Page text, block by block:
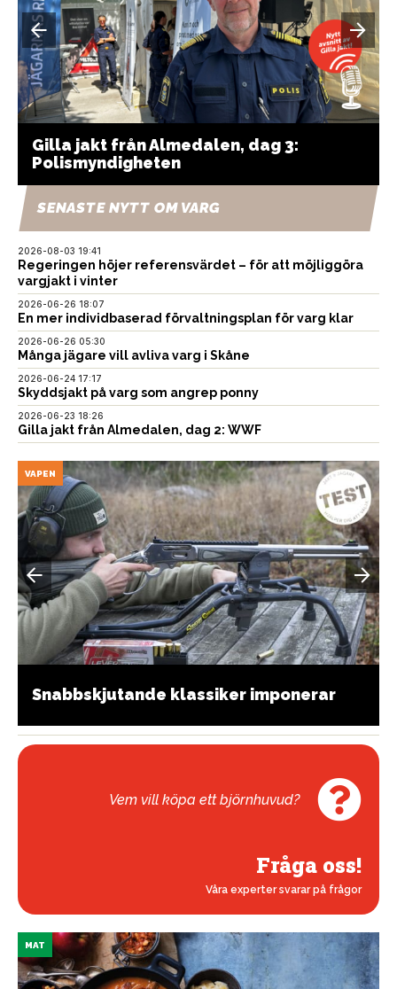
Gilla jakt från Almedalen, dag 3:
Polismyndigheten
SENASTE NYTT OM VARG
2026-08-03 19:41
Regeringen höjer referensvärdet – för att möjliggöra
vargjakt i vinter
2026-06-26 18:07
En mer individbaserad förvaltningsplan för varg klar
2026-06-26 05:30
Många jägare vill avliva varg i Skåne
2026-06-24 17:17
Skyddsjakt på varg som angrep ponny
2026-06-23 18:26
Gilla jakt från Almedalen, dag 2: WWF
VAPEN
Snabbskjutande klassiker imponerar
Vem vill köpa ett björnhuvud?
Fråga oss!
Våra experter svarar på frågor
MAT